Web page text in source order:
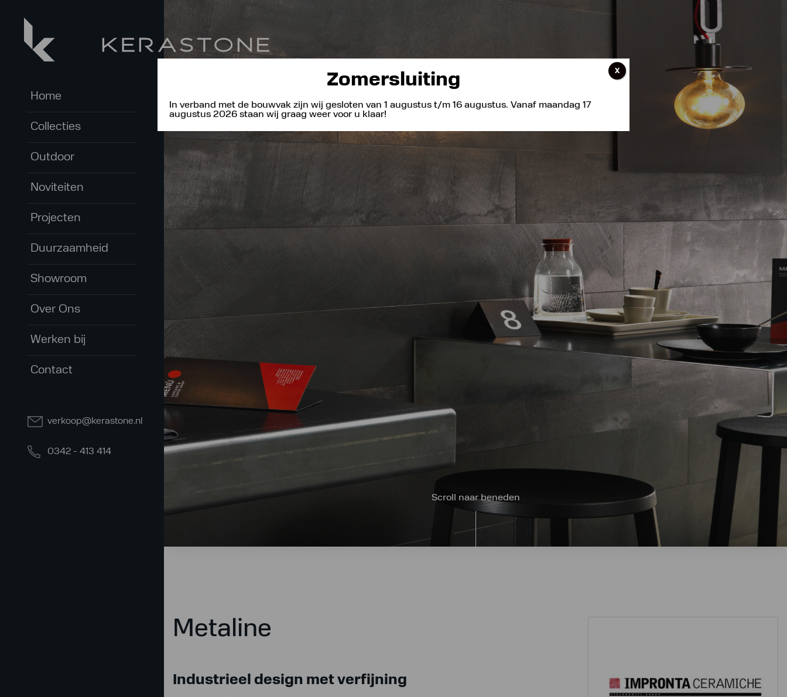
Home
Collecties
Outdoor
Noviteiten
Projecten
Duurzaamheid
Showroom
Over Ons
Werken bij
Contact
verkoop@kerastone.nl
0342 - 413 414
Scroll naar beneden
Metaline
Industrieel design met verfijning
Zomersluiting
In verband met de bouwvak zijn wij gesloten van 1 augustus t/m 16 augustus. Vanaf maandag 17
augustus 2026 staan wij graag weer voor u klaar!
X